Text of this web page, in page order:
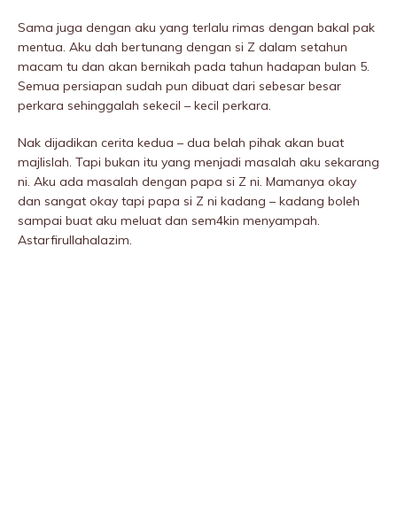
Sama juga dengan aku yang terlalu rimas dengan bakal pak
mentua. Aku dah bertunang dengan si Z dalam setahun
macam tu dan akan bernikah pada tahun hadapan bulan 5.
Semua persiapan sudah pun dibuat dari sebesar besar
perkara sehinggalah sekecil – kecil perkara.
Nak dijadikan cerita kedua – dua beIah pihak akan buat
majlislah. Tapi bukan itu yang menjadi masalah aku sekarang
ni. Aku ada masalah dengan papa si Z ni. Mamanya okay
dan sangat okay tapi papa si Z ni kadang – kadang boleh
sampai buat aku meluat dan sem4kin menyampah.
Astarfirullahalazim.